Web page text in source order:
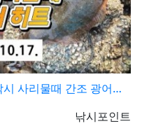
때 간조 광어루어낚시 조황정보
등록자
낚시포인트